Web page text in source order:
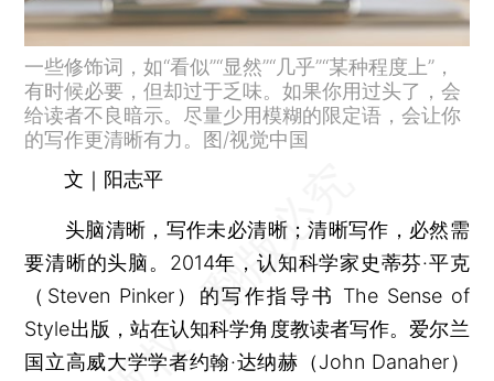
一些修饰词，如“看似”“显然”“几乎”“某种程度上”，
有时候必要，但却过于乏味。如果你用过头了，会
给读者不良暗示。尽量少用模糊的限定语，会让你
的写作更清晰有力。图/视觉中国
文｜阳志平
头脑清晰，写作未必清晰；清晰写作，必然需
要清晰的头脑。2014年，认知科学家史蒂芬·平克
（Steven Pinker）的写作指导书 The Sense of
Style出版，站在认知科学角度教读者写作。爱尔兰
国立高威大学学者约翰·达纳赫（John Danaher）